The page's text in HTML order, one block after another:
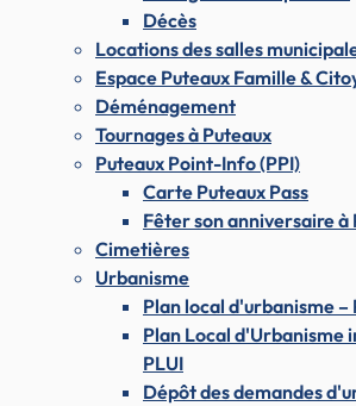
Décès
Locations des salles
Espace Puteaux Famille &
Déménagement
Tournages à Puteaux
Puteaux Point-Info (PPI)
Carte Puteaux Pass
Fêter son anniversaire à
Cimetières
Urbanisme
Plan local d'urbanisme –
Plan Local d'Urbanisme
PLUI
Dépôt des demandes